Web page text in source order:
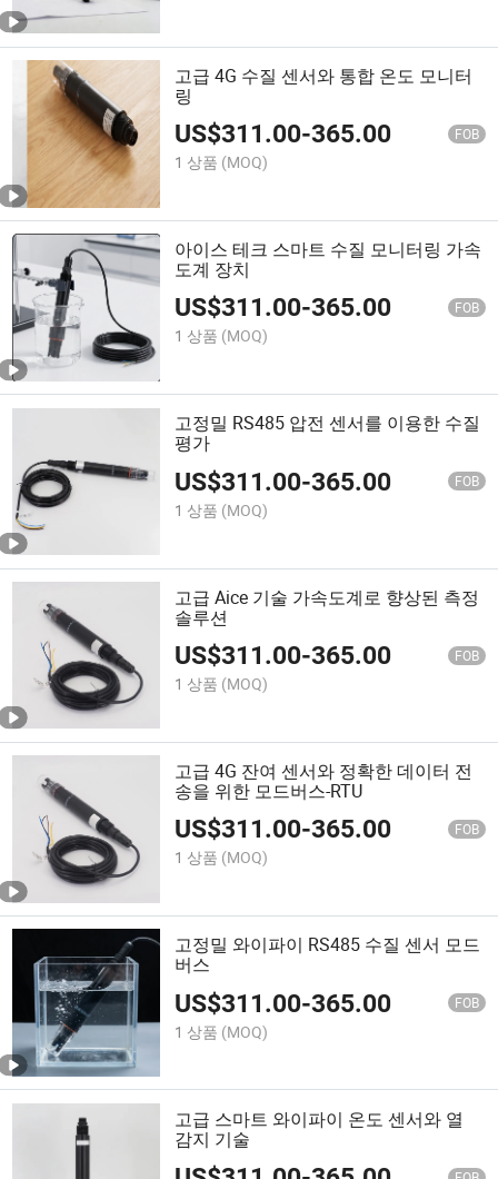
고급 4G 수질 센서와 통합 온도 모니터
링
US$311.00-365.00 FOB
1 상품 (MOQ)
아이스 테크 스마트 수질 모니터링 가속
도계 장치
US$311.00-365.00 FOB
1 상품 (MOQ)
고정밀 RS485 압전 센서를 이용한 수질
평가
US$311.00-365.00 FOB
1 상품 (MOQ)
고급 Aice 기술 가속도계로 향상된 측정
솔루션
US$311.00-365.00 FOB
1 상품 (MOQ)
고급 4G 잔여 센서와 정확한 데이터 전
송을 위한 모드버스-RTU
US$311.00-365.00 FOB
1 상품 (MOQ)
고정밀 와이파이 RS485 수질 센서 모드
버스
US$311.00-365.00 FOB
1 상품 (MOQ)
고급 스마트 와이파이 온도 센서와 열
감지 기술